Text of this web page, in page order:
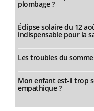
plombage ?
Éclipse solaire du 12
indispensable pour la
Les troubles du
Mon enfant est-il trop
empathique ?